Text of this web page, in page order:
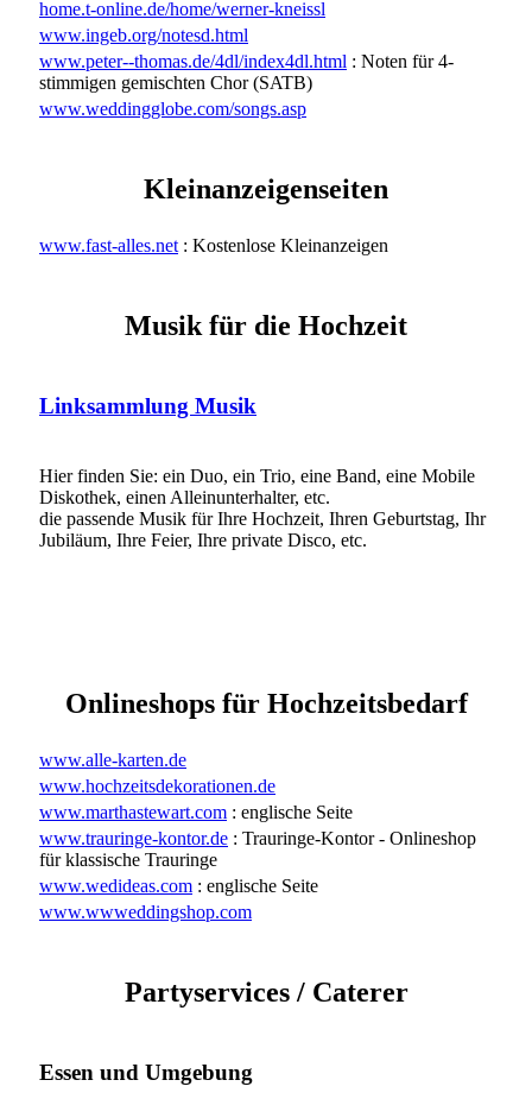
home.t-online.de/home/werner-kneissl
www.ingeb.org/notesd.html
www.peter--thomas.de/4dl/index4dl.html : Noten für 4-
stimmigen gemischten Chor (SATB)
www.weddingglobe.com/songs.asp
Kleinanzeigenseiten
www.fast-alles.net : Kostenlose Kleinanzeigen
Musik für die Hochzeit
Linksammlung Musik
Hier finden Sie: ein Duo, ein Trio, eine Band, eine Mobile
Diskothek, einen Alleinunterhalter, etc.
die passende Musik für Ihre Hochzeit, Ihren Geburtstag, Ihr
Jubiläum, Ihre Feier, Ihre private Disco, etc.
Onlineshops für Hochzeitsbedarf
www.alle-karten.de
www.hochzeitsdekorationen.de
www.marthastewart.com : englische Seite
www.trauringe-kontor.de : Trauringe-Kontor - Onlineshop
für klassische Trauringe
www.wedideas.com : englische Seite
www.wwweddingshop.com
Partyservices / Caterer
Essen und Umgebung